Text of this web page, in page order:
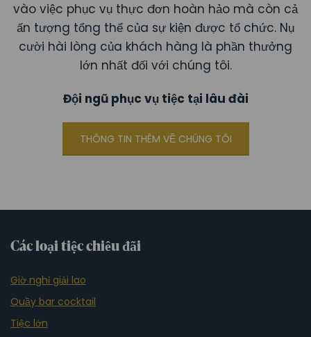
vào việc phục vụ thực đơn hoàn hảo mà còn cả
ấn tượng tổng thể của sự kiện được tổ chức. Nụ
cười hài lòng của khách hàng là phần thưởng
lớn nhất đối với chúng tôi.
Đội ngũ phục vụ tiệc tại lâu đài
THÔNG TIN THÊM VỀ CHÚNG TÔI
Các loại tiệc chiêu đãi
Giờ nghỉ giải lao
Quầy bar cocktail
Tiệc lớn